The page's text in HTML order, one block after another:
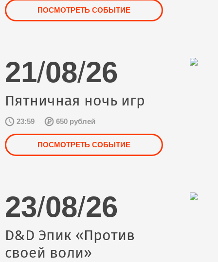
ПОСМОТРЕТЬ СОБЫТИЕ
21/08/26
Пятничная ночь игр
23:59 650 рублей
ПОСМОТРЕТЬ СОБЫТИЕ
23/08/26
D&D Эпик «Против
своей воли»